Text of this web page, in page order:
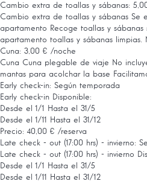
Cambio extra de toallas y sábanas:
Cambio extra de toallas y sábanas Se
apartamento Recoge toallas y sábanas
apartamento toallas y sábanas limpias.
Cuna: 3,00 € /noche
Cuna Cuna plegable de viaje No
mantas para acolchar la base
Early check-in: Según temporada
Early check-in Disponible:
Desde el 1/1 Hasta el 31/5
Desde el 1/11 Hasta el 31/12
Precio: 40,00 € /reserva
Late check - out (17:00 hrs) - invierno:
Late check - out (17:00 hrs) - invierno
Desde el 1/1 Hasta el 31/5
Desde el 1/11 Hasta el 31/12